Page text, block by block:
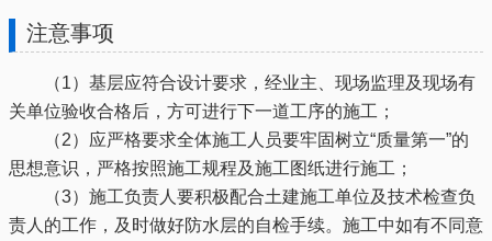
注意事项
（1）基层应符合设计要求，经业主、现场监理及现场有
关单位验收合格后，方可进行下一道工序的施工；
（2）应严格要求全体施工人员要牢固树立“质量第一”的
思想意识，严格按照施工规程及施工图纸进行施工；
（3）施工负责人要积极配合土建施工单位及技术检查负
责人的工作，及时做好防水层的自检手续。施工中如有不同意